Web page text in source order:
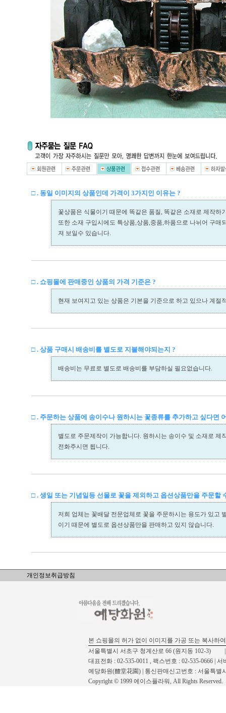
□ . 동일 이미지의 상품인데 가격이 3가지인 이유는 ?
꽃상품은 식물이기 때문에 똑같은 품질, 똑같은 소재로 제작하
또한 소재 구입시에도 특상품,상품,중품,하품으로 나뉘어 구
져 보일수 있습니다.
□ . 쇼핑몰에 판매중인 상품의 가격 기준은 ?
현재 보여지고 있는 상품은 기본을 기준으로 하고 있으나 계
□ . 상품 구매시 배송비를 별도로 지불해야되는지 ?
배송비는 무료로 별도로 배송비를 부담하실 필요없습니다.
□ . 주문하는 상품에 송이수나 원하시는 꽃종류를 추가하고 싶다면
별도로 주문제작이 가능합니다. 원하시는 송이수 및 소재로
전화주시면 됩니다.
□ . 생일 또는 기념일등 선물로 꽃을 제외하고 옵션상품만을 주문할
저희 업체는 꽃배달 전문업체로 꽃을 주문하시는 용도가 있고
이기 때문에 별도로 옵션상품만을 판매하고 있지 않습니다.
개인정보취급방침
본 쇼핑몰의 허가 없이 이미지를 가공 또는 복사하
서울특별시 서초구 청계산로 66 (원지동 102-3) |
대표전화 : 02-535-0011 , 팩스번호 : 02-535-0666 |
예당화원(醴堂花園) | 통신판매신고번호 : 서울특별
Copyright © 1999 에이스플라워, All Rights Reserved.